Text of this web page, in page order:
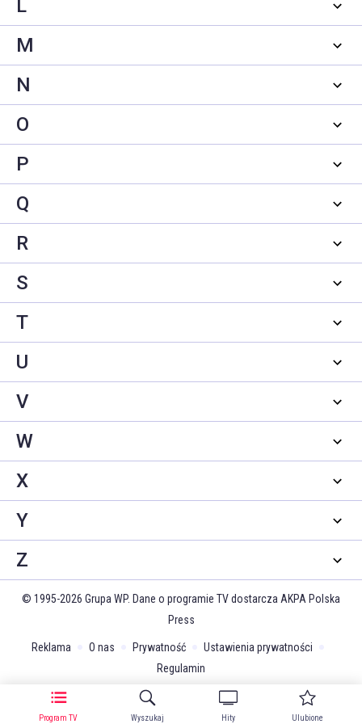
L
M
N
O
P
Q
R
S
T
U
V
W
X
Y
Z
© 1995-2026 Grupa WP. Dane o programie TV dostarcza AKPA Polska
Press
Reklama O nas Prywatność
Ustawienia prywatności
Regulamin
Program TV Wyszukaj Hity Ulubione